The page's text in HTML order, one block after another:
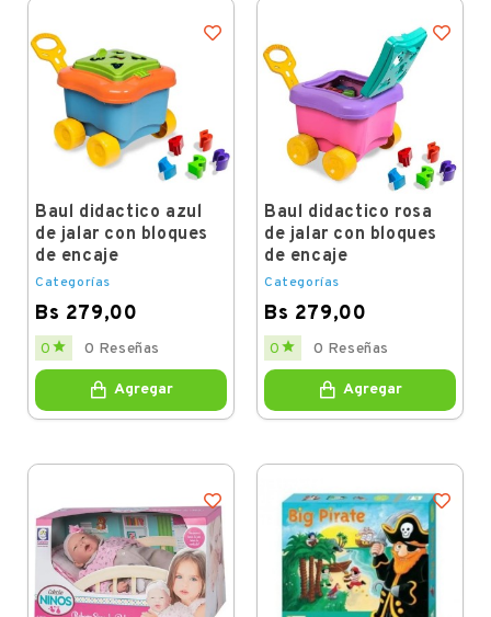
Baul didactico azul
de jalar con bloques
de encaje
Categorías
Bs 279,00
Price
0  0 Reseñas
Agregar
Baul didactico rosa
de jalar con bloques
de encaje
Categorías
Bs 279,00
Price
0  0 Reseñas
Agregar